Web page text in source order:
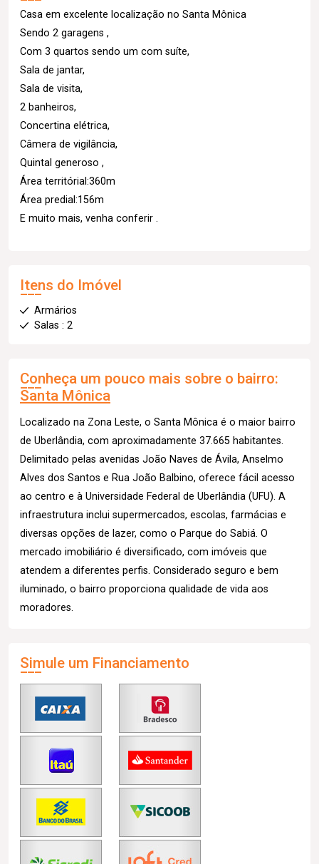
Casa em excelente localização no Santa Mônica
Sendo 2 garagens ,
Com 3 quartos sendo um com suíte,
Sala de jantar,
Sala de visita,
2 banheiros,
Concertina elétrica,
Câmera de vigilância,
Quintal generoso ,
Área territórial:360m
Área predial:156m
E muito mais, venha conferir .
Itens do Imóvel
Armários
Salas : 2
Conheça um pouco mais sobre o bairro:
Santa Mônica
Localizado na Zona Leste, o Santa Mônica é o maior bairro
de Uberlândia, com aproximadamente 37.665 habitantes.
Delimitado pelas avenidas João Naves de Ávila, Anselmo
Alves dos Santos e Rua João Balbino, oferece fácil acesso
ao centro e à Universidade Federal de Uberlândia (UFU). A
infraestrutura inclui supermercados, escolas, farmácias e
diversas opções de lazer, como o Parque do Sabiá. O
mercado imobiliário é diversificado, com imóveis que
atendem a diferentes perfis. Considerado seguro e bem
iluminado, o bairro proporciona qualidade de vida aos
moradores.
Simule um Financiamento